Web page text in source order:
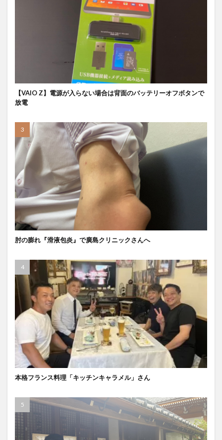
【VAIO Z】電源が入らない場合は背面のバッテリーオフボタンで
放電
肘の膨れ『滑液包炎』で廣島クリニックさんへ
本格フランス料理「キッチンキャラメル」さん